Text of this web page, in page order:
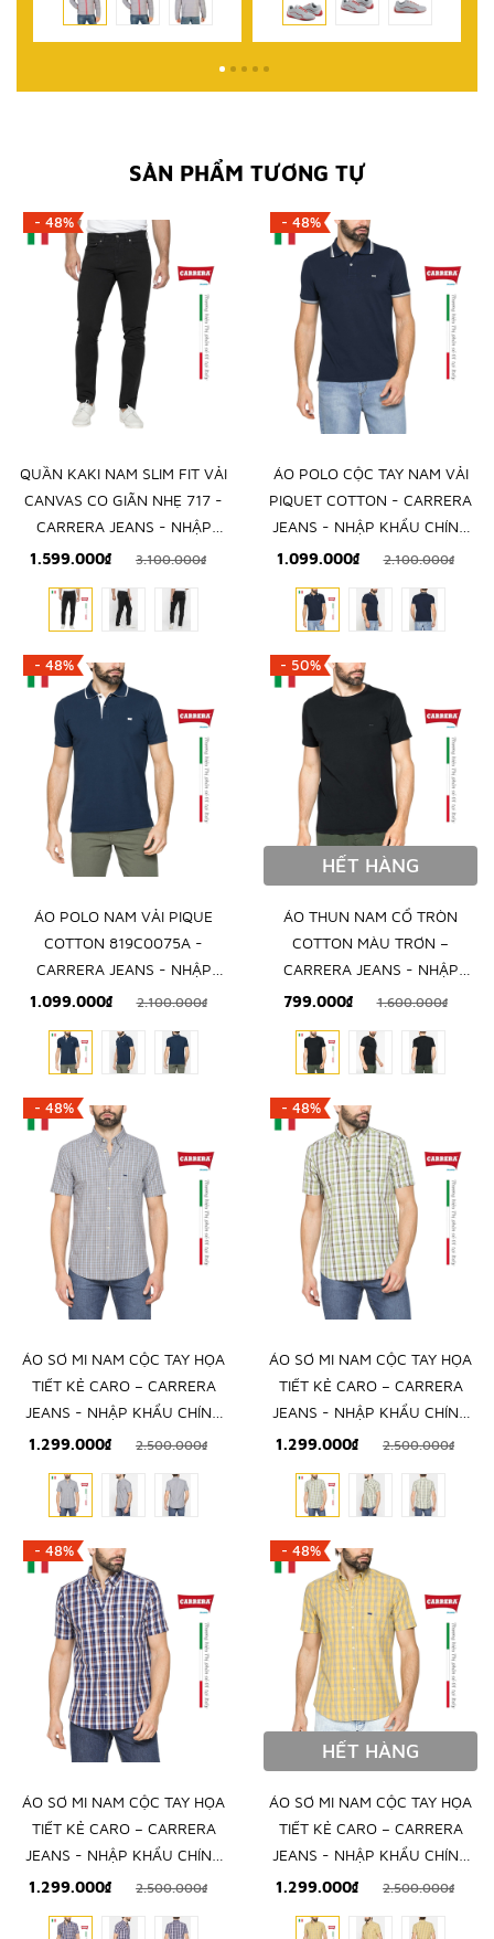
SẢN PHẨM TƯƠNG TỰ
- 48%
QUẦN KAKI NAM SLIM FIT VẢI
CANVAS CO GIÃN NHẸ 717 -
CARRERA JEANS - NHẬP
KHẨU CHÍNH NGẠCH TỪ Ý
1.599.000₫ 3.100.000₫
- 48%
ÁO POLO CỘC TAY NAM VẢI
PIQUET COTTON - CARRERA
JEANS - NHẬP KHẨU CHÍNH
NGẠCH TỪ ITALIA
1.099.000₫ 2.100.000₫
- 48%
ÁO POLO NAM VẢI PIQUE
COTTON 819C0075A -
CARRERA JEANS - NHẬP
KHẨU CHÍNH NGẠCH TỪ
1.099.000₫ 2.100.000₫
- 50%
HẾT HÀNG
ÁO THUN NAM CỔ TRÒN
COTTON MÀU TRƠN –
CARRERA JEANS - NHẬP
KHẨU CHÍNH HÃNG TỪ Ý
799.000₫ 1.600.000₫
- 48%
ÁO SƠ MI NAM CỘC TAY HỌA
TIẾT KẺ CARO – CARRERA
JEANS - NHẬP KHẨU CHÍNH
NGẠCH TỪ Ý
1.299.000₫ 2.500.000₫
- 48%
ÁO SƠ MI NAM CỘC TAY HỌA
TIẾT KẺ CARO – CARRERA
JEANS - NHẬP KHẨU CHÍNH
NGẠCH TỪ Ý
1.299.000₫ 2.500.000₫
- 48%
ÁO SƠ MI NAM CỘC TAY HỌA
TIẾT KẺ CARO – CARRERA
JEANS - NHẬP KHẨU CHÍNH
NGẠCH TỪ Ý
1.299.000₫ 2.500.000₫
- 48%
HẾT HÀNG
ÁO SƠ MI NAM CỘC TAY HỌA
TIẾT KẺ CARO – CARRERA
JEANS - NHẬP KHẨU CHÍNH
NGẠCH TỪ Ý
1.299.000₫ 2.500.000₫